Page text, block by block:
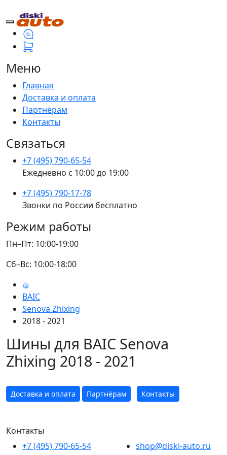
Меню
Главная
Доставка и оплата
Партнёрам
Контакты
Связаться
+7 (495) 790-65-54
Ежедневно с 10:00 до 19:00
+7 (495) 790-17-78
Звонки по России бесплатно
Режим работы
Пн–Пт: 10:00-19:00
Сб–Вс: 10:00-18:00
BAIC
Senova Zhixing
2018 - 2021
Шины для BAIC Senova
Zhixing 2018 - 2021
Доставка и оплата Партнёрам Контакты
Контакты
+7 (495) 790-65-54
shop@diski-auto.ru